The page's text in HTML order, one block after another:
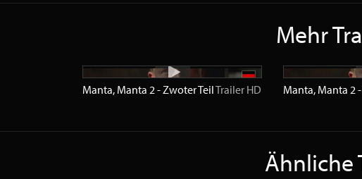
Mehr
Manta, Manta 2 - Zwoter TeilTrailer HD Manta, Manta 2
Ähnliche